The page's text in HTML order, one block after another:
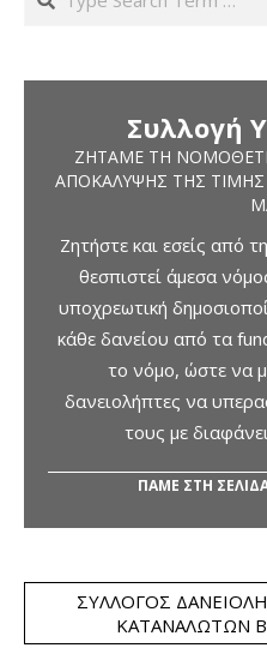
Συλλογή
ΖΗΤΆΜΕ ΤΗ
ΑΠΟΚΆΛΥΨΗΣ ΤΗΣ
Ζητήστε και εσείς από
θεσπιστεί άμεσα
υποχρεωτική
κάθε δανείου από τα
το νόμο, ώστε να
δανειολήπτες να
τους με
ΠΑΜΕ ΣΤΗ
ΣΎΛΛΟΓΟΣ
ΚΑΤΑΝΑΛΩΤΏΝ